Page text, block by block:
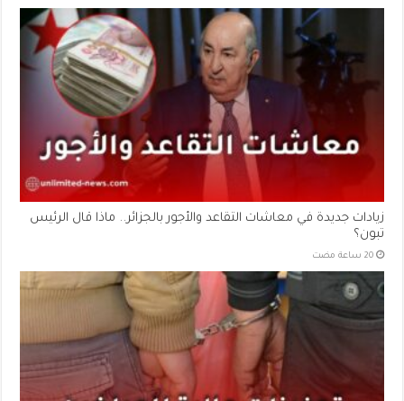
زيادات جديدة في معاشات التقاعد والأجور بالجزائر.. ماذا قال الرئيس
تبون؟
‏20 ساعة مضت